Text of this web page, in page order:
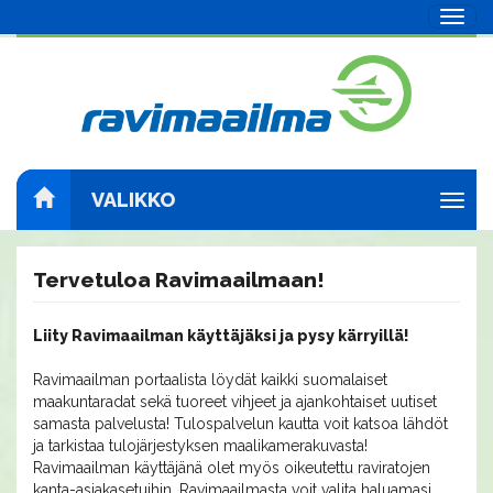
VALIKKO
Tervetuloa Ravimaailmaan!
Liity Ravimaailman käyttäjäksi ja pysy kärryillä!
Ravimaailman portaalista löydät kaikki suomalaiset
maakuntaradat sekä tuoreet vihjeet ja ajankohtaiset uutiset
samasta palvelusta! Tulospalvelun kautta voit katsoa lähdöt
ja tarkistaa tulojärjestyksen maalikamerakuvasta!
Ravimaailman käyttäjänä olet myös oikeutettu raviratojen